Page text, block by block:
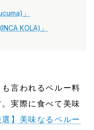
」
KOLA)」
言われるペルー料
実際に食べて美味
選】美味なるペルー